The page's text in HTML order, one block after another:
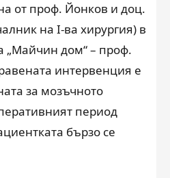
от проф. Йонков и доц.
на I-ва хирургия) в
„Майчин дом“ – проф.
интервенция е
за мозъчното
период
бързо се